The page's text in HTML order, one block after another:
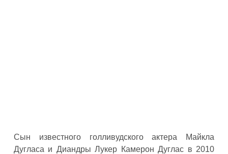
Сын известного голливудского актера Майкла
Дугласа и Диандры Лукер Камерон Дуглас в 2010